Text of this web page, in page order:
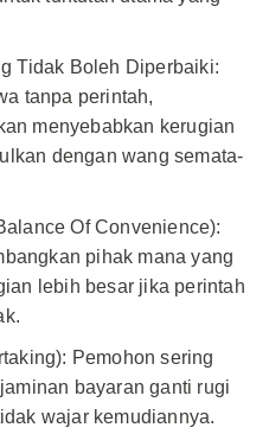
Tidak Boleh Diperbaiki:
tanpa perintah,
menyebabkan kerugian
dengan wang semata-
Of Convenience):
pihak mana yang
lebih besar jika perintah
Pemohon sering
bayaran ganti rugi
wajar kemudiannya.